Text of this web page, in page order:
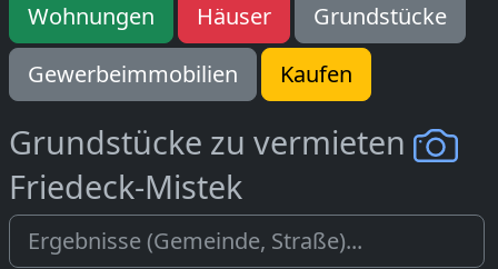
Wohnungen Häuser
Grundstücke
Gewerbeimmobilien
Kaufen
Grundstücke zu vermieten
Friedeck-Mistek